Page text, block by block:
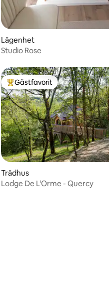
Lägenhet
Studio Rose
betyg, 18
Populär gästfavorit
Gästfavorit
Trädhus
Lodge De L'Orme - Quercy